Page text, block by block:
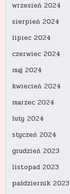
wrzesień 2024
sierpień 2024
lipiec 2024
czerwiec 2024
maj 2024
kwiecień 2024
marzec 2024
luty 2024
styczeń 2024
grudzień 2023
listopad 2023
październik 2023